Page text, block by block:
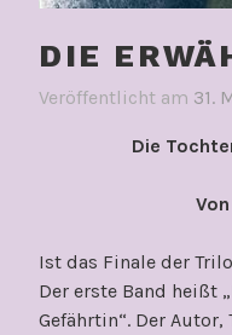
DIE
Veröffentlicht am 31.
Die
Ist das Finale der
Der erste Band heißt
Gefährtin“. Der